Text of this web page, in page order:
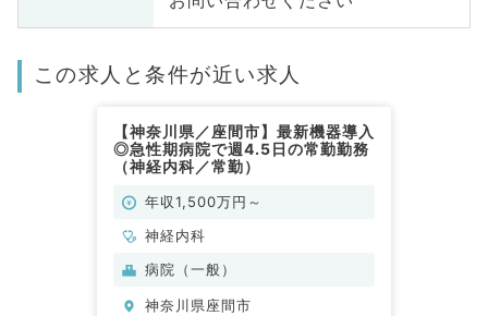
この求人と条件が近い求人
【神奈川県／座間市】最新機器導入
◎急性期病院で週4.5日の常勤勤務
（神経内科／常勤）
年収1,500万円～
神経内科
病院（一般）
神奈川県座間市